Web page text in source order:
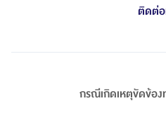
ติดต่อ
กรณีเกิดเหตุขัดข้อง